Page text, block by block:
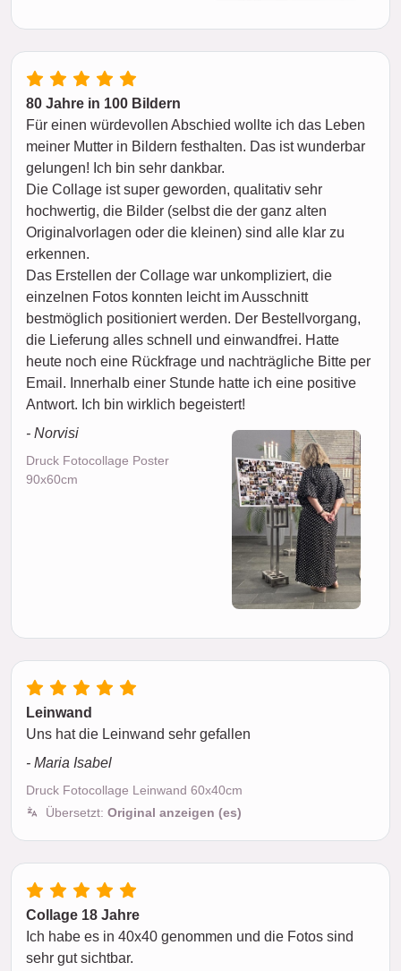
80 Jahre in 100 Bildern
Für einen würdevollen Abschied wollte ich das Leben
meiner Mutter in Bildern festhalten. Das ist wunderbar
gelungen! Ich bin sehr dankbar.
Die Collage ist super geworden, qualitativ sehr
hochwertig, die Bilder (selbst die der ganz alten
Originalvorlagen oder die kleinen) sind alle klar zu
erkennen.
Das Erstellen der Collage war unkompliziert, die
einzelnen Fotos konnten leicht im Ausschnitt
bestmöglich positioniert werden. Der Bestellvorgang,
die Lieferung alles schnell und einwandfrei. Hatte
heute noch eine Rückfrage und nachträgliche Bitte per
Email. Innerhalb einer Stunde hatte ich eine positive
Antwort. Ich bin wirklich begeistert!
- Norvisi
Druck Fotocollage Poster
90x60cm
Leinwand
Uns hat die Leinwand sehr gefallen
- Maria Isabel
Druck Fotocollage Leinwand 60x40cm
Übersetzt: Original anzeigen (es)
Collage 18 Jahre
Ich habe es in 40x40 genommen und die Fotos sind
sehr gut sichtbar.